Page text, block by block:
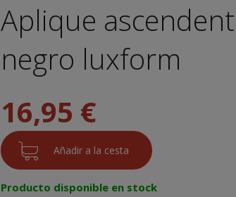
Aplique
negro luxform
16,95 €
Producto disponible en stock